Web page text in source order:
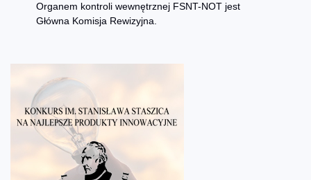
Organem kontroli wewnętrznej FSNT-NOT jest
Główna Komisja Rewizyjna.